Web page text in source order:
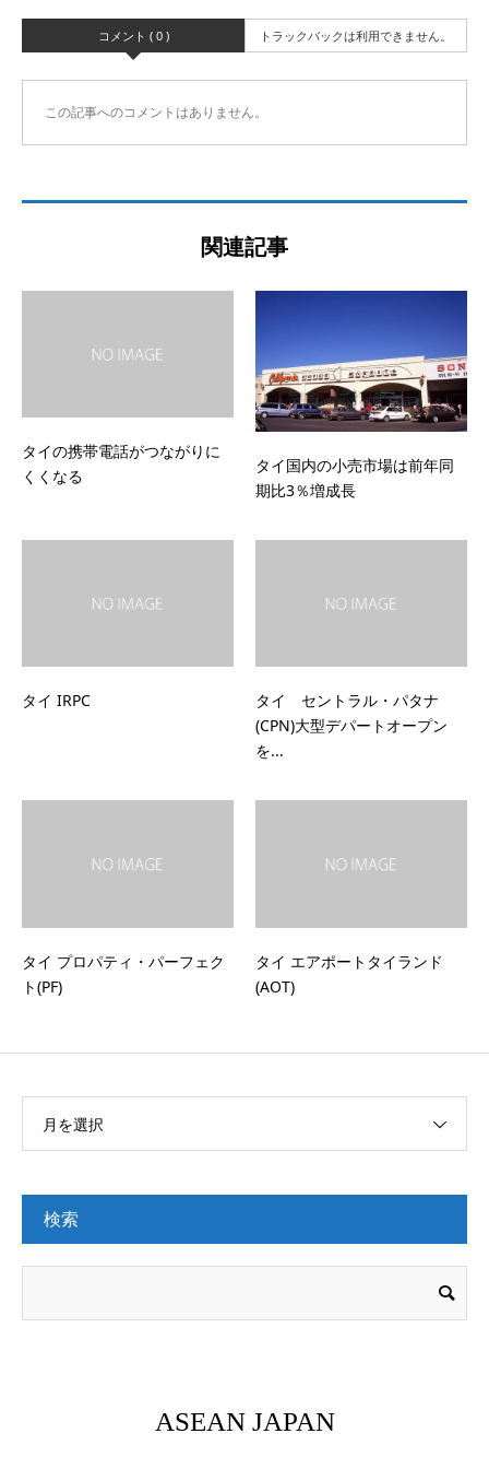
コメント ( 0 ) トラックバックは利用できません。
この記事へのコメントはありません。
関連記事
タイの携帯電話がつながりに
くくなる
タイ国内の小売市場は前年同
期比3％増成長
タイ IRPC
タイ セントラル・パタナ
(CPN)大型デパートオープン
を...
タイ プロパティ・パーフェク
ト(PF)
タイ エアポートタイランド
(AOT)
月を選択
検索
ASEAN JAPAN